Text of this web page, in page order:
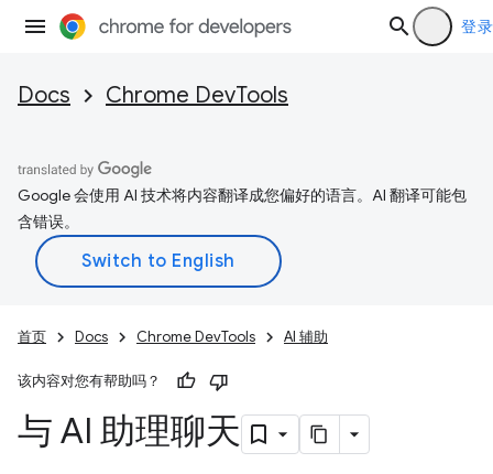
登录
Docs Chrome DevTools
Google 会使用 AI 技术将内容翻译成您偏好的语言。AI 翻译可能包
含错误。
首页 Docs Chrome DevTools AI 辅助
该内容对您有帮助吗？
与 AI 助理聊天